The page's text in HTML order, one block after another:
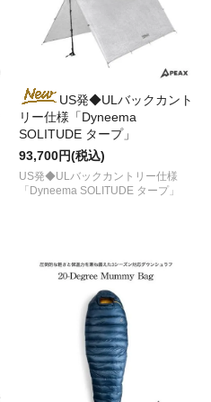
US発◆ULバックカント
リー仕様「Dyneema
SOLITUDE タープ」
93,700円(税込)
US発◆ULバックカントリー仕様
「Dyneema SOLITUDE タープ」